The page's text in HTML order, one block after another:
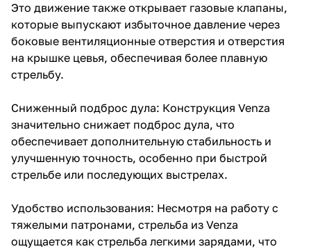
Это движение также открывает газовые клапаны,
которые выпускают избыточное давление через
боковые вентиляционные отверстия и отверстия
на крышке цевья, обеспечивая более плавную
стрельбу.
Сниженный подброс дула: Конструкция Venza
значительно снижает подброс дула, что
обеспечивает дополнительную стабильность и
улучшенную точность, особенно при быстрой
стрельбе или последующих выстрелах.
Удобство использования: Несмотря на работу с
тяжелыми патронами, стрельба из Venza
ощущается как стрельба легкими зарядами, что